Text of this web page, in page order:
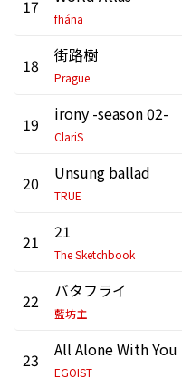
17
fhána
18 街路樹
Prague
19 irony -season 02-
ClariS
20 Unsung ballad
TRUE
21 21
The Sketchbook
22 バタフライ
藍坊主
23
EGOIST